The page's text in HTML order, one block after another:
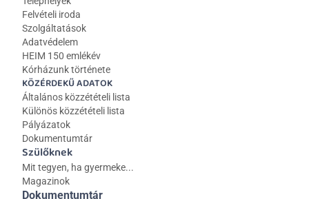
Felvételi iroda
Szolgáltatások
Adatvédelem
HEIM 150 emlékév
Kórházunk története
KÖZÉRDEKŰ ADATOK
Általános közzétételi lista
Különös közzétételi lista
Pályázatok
Dokumentumtár
Szülőknek
Mit tegyen, ha gyermeke...
Magazinok
Dokumentumtár